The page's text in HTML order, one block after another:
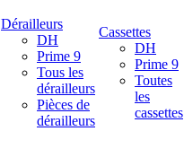
Dérailleurs
DH
Prime 9
Tous les
dérailleurs
Pièces de
dérailleurs
Cassettes
DH
Prime 9
Toutes
les
cassettes